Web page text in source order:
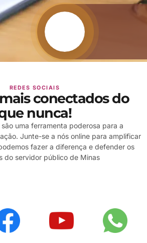
REDES SOCIAIS
conectados do
nunca!
uma ferramenta poderosa para a
Junte-se a nós online para amplificar
fazer a diferença e defender os
do servidor público de Minas